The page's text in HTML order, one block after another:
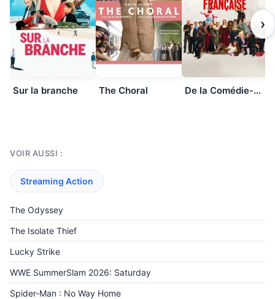
Sur la branche The Choral De la Comédie-Française
›
VOIR AUSSI :
Streaming Action
The Odyssey
The Isolate Thief
Lucky Strike
WWE SummerSlam 2026: Saturday
Spider-Man : No Way Home